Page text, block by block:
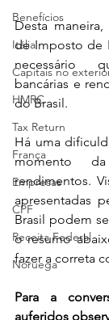
Benefícios
Itália
Capitais no
HMRC
Tax Return
França
Empresas
CPF
Receita Federal
Noruega
Desta
de Imposto de
necessário
bancárias e
do Brasil.
Há uma
momento
rendimentos.
apresentadas
Brasil podem
o resumo
fazer a correta
Para a
auferidos